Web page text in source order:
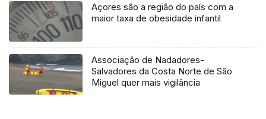
Açores são a região do país com a
maior taxa de obesidade infantil
Associação de Nadadores-
Salvadores da Costa Norte de São
Miguel quer mais vigilância